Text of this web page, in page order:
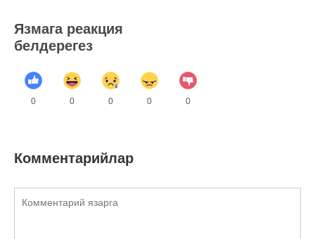
Язмага реакция
белдерегез
0 0 0 0 0
Комментарийлар